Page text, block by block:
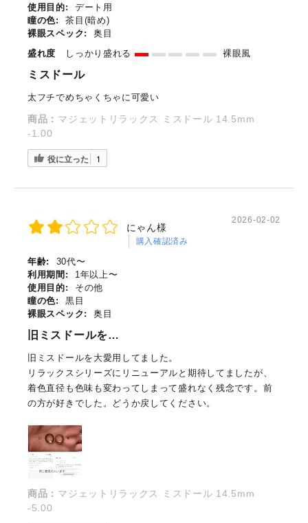
使用目的:
デート用
瞳の色:
茶目(暗め)
裸眼スペック:
奥目
盛れ度
しっかり盛れる 裸眼風
ミスドール
太フチでめちゃくちゃに可愛い
商品： マジェットリラックス ミスドール 14.5mm
-1.00
役に立った 1
にゃん様
購入確認済み
2026-02-02
年齢:
30代〜
利用期間:
1年以上〜
使用目的:
その他
瞳の色:
黒目
裸眼スペック:
奥目
旧ミスドールを…
旧ミスドールを大愛用してました。
リラックスシリーズにリニューアルと期待してましたが、
着色直径も色味も変わってしまって盛れなく残念です。前
の方が好きでした。どうか戻してください。
商品： マジェットリラックス ミスドール 14.5mm
-5.00